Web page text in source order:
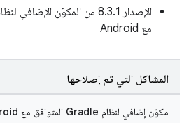
مع Android
المشاكل التي تم إصلاحها
مكوّن إضافي لنظام Gradle المتوافق مع Android